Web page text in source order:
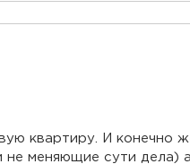
квартиру. И конечно
меняющие сути дела)